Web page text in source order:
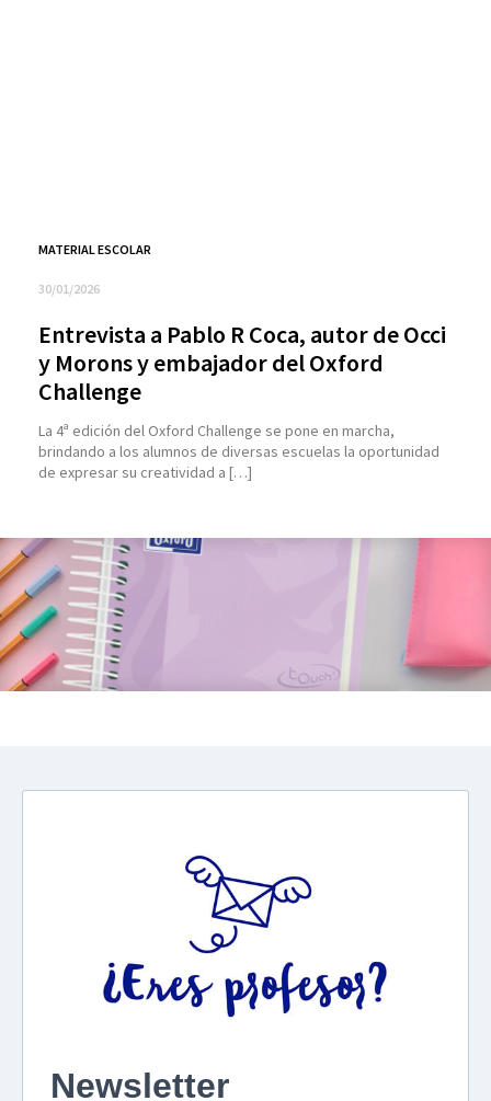
MATERIAL ESCOLAR
30/01/2026
Entrevista a Pablo R Coca, autor de Occi
y Morons y embajador del Oxford
Challenge
La 4ª edición del Oxford Challenge se pone en marcha,
brindando a los alumnos de diversas escuelas la oportunidad
de expresar su creatividad a […]